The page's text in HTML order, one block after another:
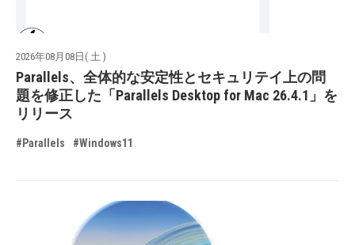
2026年08月08日( 土 )
Parallels、全体的な安定性とセキュリテイ上の問
題を修正した「Parallels Desktop for Mac 26.4.1」を
リリース
#Parallels #Windows11